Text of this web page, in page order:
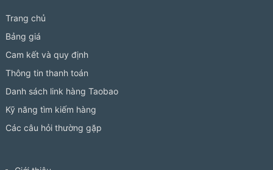
Trang chủ
Bảng giá
Cam kết và quy định
Thông tin thanh toán
Danh sách link hàng Taobao
Kỹ năng tìm kiếm hàng
Các câu hỏi thường gặp